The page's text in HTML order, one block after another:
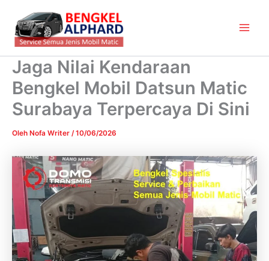
konten
Jaga Nilai Kendaraan
Bengkel Mobil Datsun Matic
Surabaya Terpercaya Di Sini
Oleh Nofa Writer /10/06/2026